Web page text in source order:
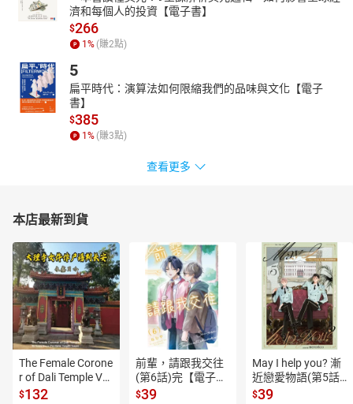
濟和每個人的投資【電子書】
$266
1 % (賺2點)
5
扁平時代：演算法如何限縮我們的品味與文化【電子
書】
$385
1 % (賺3點)
查看更多
本店最新到貨
The Female Corone
r of Dali Temple Vo
l.6【有聲書】
$132
前輩，請跟我交往
(第6話)完【電子
書】
$39
May I help you? 漸
近戀愛物語(第5話)
【電子書】
$39